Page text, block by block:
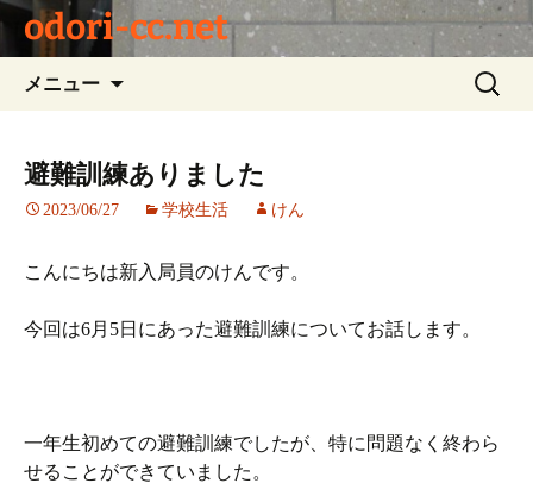
odori-cc.net
メニュー
ツ
キ
プ
検
索:
避難訓練ありました
2023/06/27 学校生活 けん
こんにちは新入局員のけんです。
今回は6月5日にあった避難訓練についてお話します。
一年生初めての避難訓練でしたが、特に問題なく終わら
せることができていました。